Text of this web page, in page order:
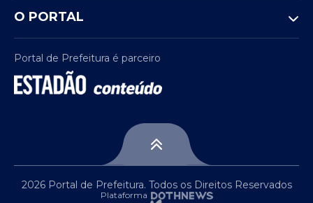
O PORTAL
Portal de Prefeitura é parceiro
2026 Portal de Prefeitura. Todos os Direitos Reservados
Plataforma